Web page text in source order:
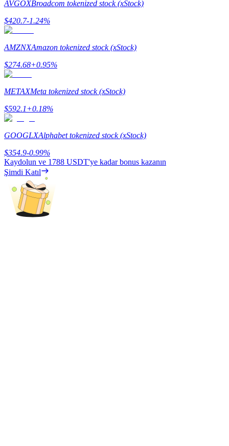
Staking
Yüksek getiri ve anında erişim
Launchpool
Popüler token'lar kazanmak için esnek staking
AVGOXBroadcom tokenized stock (xStock)
$420.7-1.24%
AMZNXAmazon tokenized stock (xStock)
$274.68+0.95%
METAXMeta tokenized stock (xStock)
$592.1+0.18%
GOOGLXAlphabet tokenized stock (xStock)
$354.9-0.99%
Kaydolun ve 1788 USDT'ye kadar bonus kazanın
Şimdi Katıl